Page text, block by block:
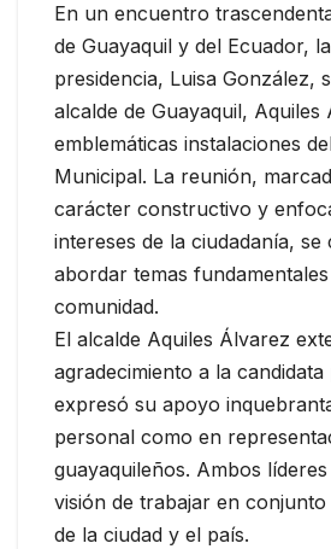
En un encuentro
de Guayaquil y del Ecuador,
presidencia, Luisa González,
alcalde de Guayaquil, Aquiles
emblemáticas instalaciones
Municipal. La reunión,
carácter constructivo y
intereses de la ciudadanía,
abordar temas
comunidad.
El alcalde Aquiles Álvarez
agradecimiento a la
expresó su apoyo
personal como en
guayaquileños. Ambos
visión de trabajar en
de la ciudad y el país.